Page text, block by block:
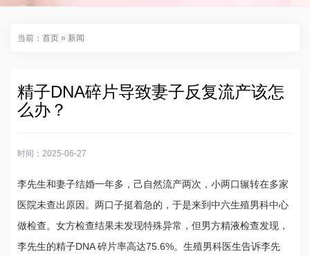
当前： 首页 » 新闻
精子DNA碎片导致妻子反复流产该怎
么办？
时间：2025-06-27
李先生和妻子结婚一年多，己自然流产两次，小两口辗转在多家
医院未查出原因。两口子挺着急的，于是来到中六生殖男科中心
做检查。女方检查结果未发现特殊异常，但男方精液检查发现，
李先生的精子DNA 碎片率高达75.6%。生殖男科医生告诉李先